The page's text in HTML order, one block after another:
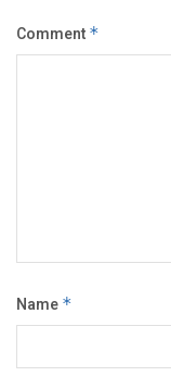
Comment *
Name *